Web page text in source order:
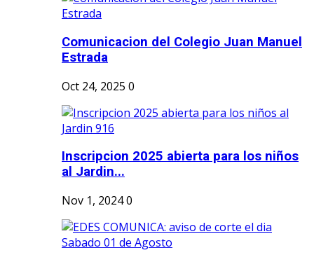
Comunicacion del Colegio Juan Manuel
Estrada
Oct 24, 2025 0
Inscripcion 2025 abierta para los niños
al Jardin...
Nov 1, 20240